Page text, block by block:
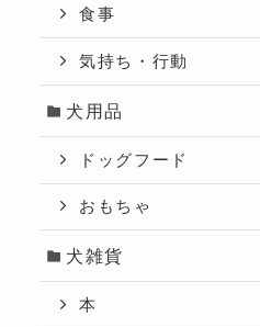
食事
気持ち・行動
犬用品
ドッグフード
おもちゃ
犬雑貨
本